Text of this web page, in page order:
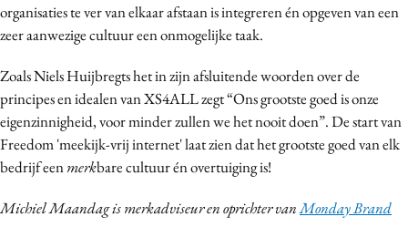
organisaties te ver van elkaar afstaan is integreren én opgeven van een
zeer aanwezige cultuur een onmogelijke taak.
Zoals Niels Huijbregts het in zijn afsluitende woorden over de
principes en idealen van XS4ALL zegt “Ons grootste goed is onze
eigenzinnigheid, voor minder zullen we het nooit doen”. De start van
Freedom 'meekijk-vrij internet' laat zien dat het grootste goed van elk
bedrijf eenmerkbare cultuur én overtuiging is!
Michiel Maandag is merkadviseur en oprichter vanMonday Brand